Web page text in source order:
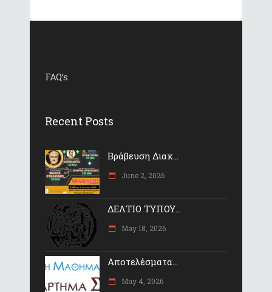
FAQ’s
Recent Posts
Βράβευση Διακ...
June 2, 2026
ΔΕΛΤΙΟ ΤΥΠΟΥ...
May 18, 2026
Αποτελέσματα...
May 4, 2026